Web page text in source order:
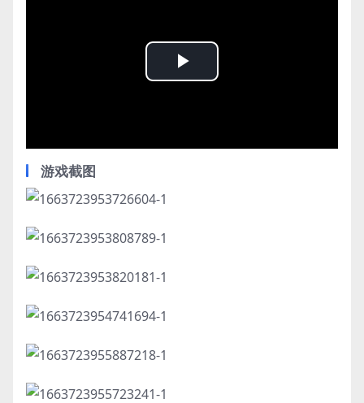
Play
游戏截图